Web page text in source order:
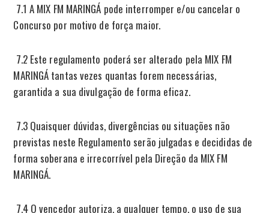
7.1 A MIX FM MARINGÁ pode interromper e/ou cancelar o
Concurso por motivo de força maior.
7.2 Este regulamento poderá ser alterado pela MIX FM
MARINGÁ tantas vezes quantas forem necessárias,
garantida a sua divulgação de forma eficaz.
7.3 Quaisquer dúvidas, divergências ou situações não
previstas neste Regulamento serão julgadas e decididas de
forma soberana e irrecorrível pela Direção da MIX FM
MARINGÁ.
7.4 O vencedor autoriza, a qualquer tempo, o uso de sua